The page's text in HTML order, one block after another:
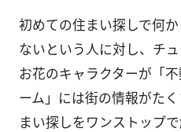
初めての住まい探しで何
ないという人に対し、チ
お花のキャラクターが「
ーム」には街の情報がた
まい探しをワンストップ